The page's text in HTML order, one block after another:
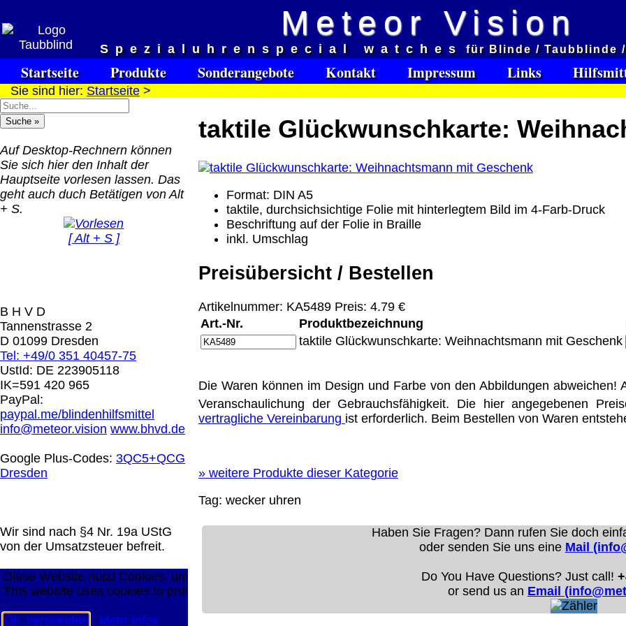
Meteor Vision
Spezialuhrenspecial watches
für Blinde / Taubblinde
Startseite Produkte Sonderangebote Kontakt Impressum Links
Sie sind hier: Startseite >
Auf Desktop-Rechnern können
Sie sich hier den Inhalt der
Hauptseite vorlesen lassen. Das
geht auch duch Betätigen von Alt
+ S.
[ Alt + S ]
B H V D
Tannenstrasse 2
D 01099 Dresden
Tel: +49/0 351 40457-75
UstId: DE 223905118
IK=591 420 965
PayPal:
paypal.me/blindenhilfsmittel
info@meteor.vision www.bhvd.de
Google Plus-Codes: 3QC5+QCG
Dresden
Wir sind nach §4 Nr. 19a UStG
von der Umsatzsteuer befreit.
taktile Glückwunschkarte:
Format: DIN A5
taktile, durchsichsichtige Folie mit hinterlegtem Bild im 4-Farb-Druck
Beschriftung auf der Folie in Braille
inkl. Umschlag
Preisübersicht / Bestellen
Artikelnummer: KA5489 Preis: 4.79 €
Art.-Nr.
Produktbezeichnung
taktile Glückwunschkarte: Weihnachtsmann mit Geschenk
Die Waren können im Design und Farbe von den Abbildungen abweichen!
Veranschaulichung der Gebrauchsfähigkeit. Die hier angegebenen
vertragliche Vereinbarung ist erforderlich. Beim Bestellen von Waren
»weitere Produkte dieser Kategorie
Tag: weckeruhren
Haben Sie Fragen? Dann rufen Sie doch
oder senden Sie uns eine Mail
Do You Have Questions? Just call!
or send us an Email
QR Code:
Versandkosten DHL Standard
bis 5kg
Deutschland Vorkasse:
6.95 €
Vorkasse: 20.00 €
EU (inkl. Schweiz)
PayPal: 20.00 €
versichertes Paket.
oder von Ausstellungen:
0.00 €
Software Download only
Deutschland PayPal: 0.00 €
Bei dieser Versandart erhalten Sie per Email z.B.
Die in diesem Dokument genannten Warenzeichen sind Eigentum der jeweiligen Firmen. Preisänderungen,
technische Änderungen vorbehalten.
letzte Änderung: 20. April 2026 Blinden Hilfsmittel Vertrieb Dresden,
Mit einem Urteil vom 12.05.1998 - 312 O 85/98 - Haftung für Links hat das Landgericht Hamburg entschieden,
die Anbringung eines Links, die Inhalte der gelinkten Seite ggf. mit zu verantworten hat. Dieses kann nur
werden, dass man sich ausdrücklich von diesen Inhalten distanziert. Hiermit distanzieren wir uns ausdrücklich
aller gelinkten Seiten auf unserer Homepage und machen uns diese Inhalte nicht zu eigen. Diese Erklärung gilt
unserer Homepage angebrachten Links.
Die Europäische Kommission stellt eine Plattform zur Online-Streitbeilegung (OS) bereit. Die Plattform finden
Unsere E-Mailadresse lautet:
Seitenanfang
Impressum AGB Widerruf Datenschutz Urheberrechte Kontakt Links Katalog (PDF) Sitemap
große Anzeige Schließen X
Diese Website nutzt Cookies, um bestmögliche Funktionalität bieten zu können.
This website uses cookies to provide the best possible functionality.
Ok, verstanden Mehr Infos